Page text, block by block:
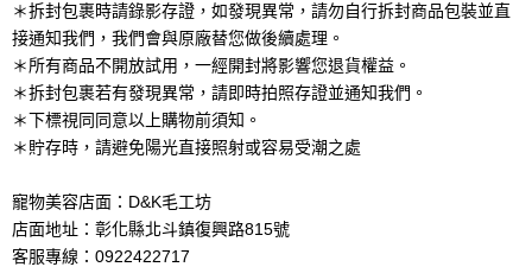
＊拆封包裹時請錄影存證，如發現異常，請勿自行拆封商品包裝並直
接通知我們，我們會與原廠替您做後續處理。
＊所有商品不開放試用，一經開封將影響您退貨權益。
＊拆封包裹若有發現異常，請即時拍照存證並通知我們。
＊下標視同同意以上購物前須知。
＊貯存時，請避免陽光直接照射或容易受潮之處
寵物美容店面：D&K毛工坊
店面地址：彰化縣北斗鎮復興路815號
客服專線：0922422717